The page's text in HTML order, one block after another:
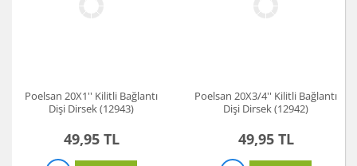
Poelsan 20X1'' Kilitli Bağlantı
Dişi Dirsek (12943)
49,95 TL
Poelsan 20X3/4'' Kilitli Bağlantı
Dişi Dirsek (12942)
49,95 TL